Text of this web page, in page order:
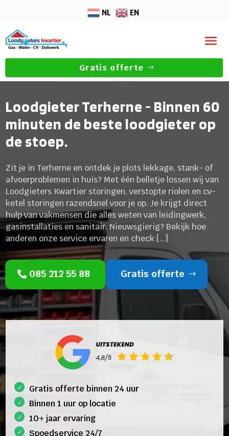
NL EN
Gratis offerte
Loodgieter Terherne - Binnen 60
minuten de beste loodgieter op
de stoep.
Zit je in Terherne en ontdek je plots lekkage, stank- of
afvoerproblemen in huis? Met één belletje lossen wij van
Loodgieters Kwartier storingen, verstopte riolen en cv-
ketel storingen razendsnel voor je op. Je krijgt direct
hulp van vakmensen die alles weten van leidingwerk,
gasinstallaties en sanitair. Nieuwsgierig? Bekijk hoe
anderen onze service ervaren en check […]
085 212 55 88 Gratis offerte
Gratis offerte binnen 24 uur
Binnen 1 uur op locatie
10+ jaar ervaring
Spoedservice 24/7